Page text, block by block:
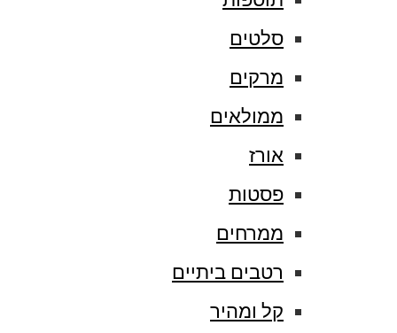
סלטים
מרקים
ממולאים
אורז
פסטות
ממרחים
רטבים ביתיים
קל ומהיר